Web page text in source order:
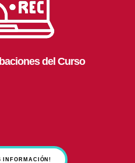
del Curso
INFORMACIÓN!